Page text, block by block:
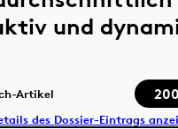
und
Artikel
des Dossier-Eintrags